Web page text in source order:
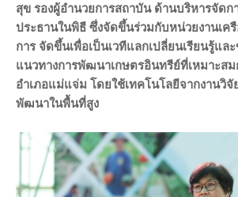
สุข รองผู้อำนวยการสถาบัน ด้านบริหารจัดก
ประธานในพิธี ซึ่งจัดขึ้นร่วมกับหน่วยงานเค
การ จัดขึ้นเพื่อเป็นเวทีแลกเปลี่ยนเรียนรู้แล
แนวทางการพัฒนาเกษตรอินทรีย์ที่เหมาะส
อำเภอแม่แจ่ม โดยใช้เทคโนโลยีจากงานวิจั
พัฒนาในพื้นที่สูง